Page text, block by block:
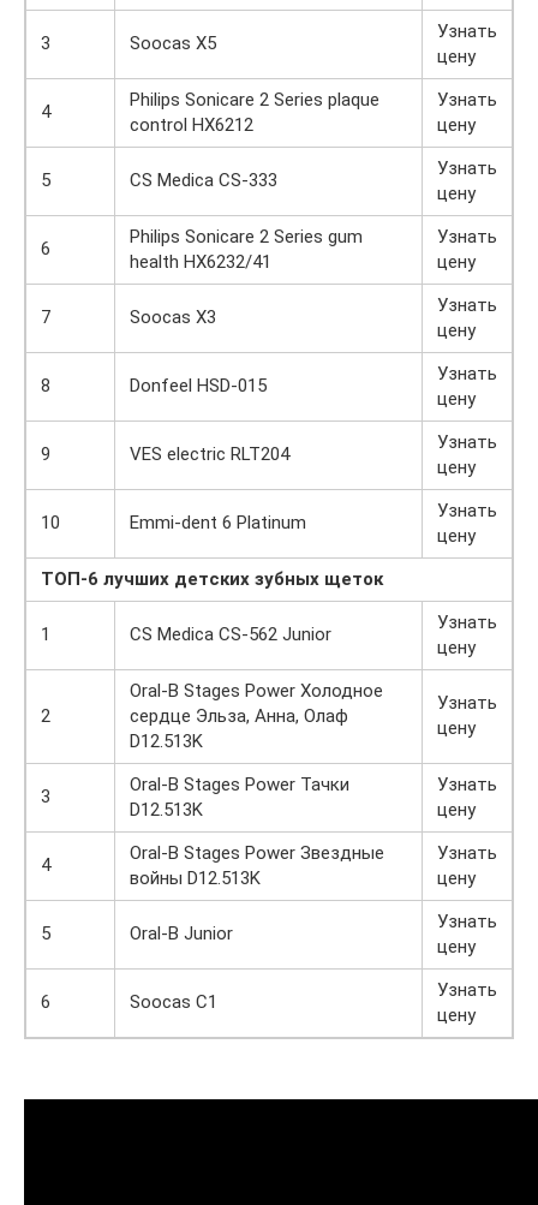
3 Soocas X5
Узнать
цену
4
Philips Sonicare 2 Series plaque
control HX6212
Узнать
цену
5 CS Medica CS-333
Узнать
цену
6
Philips Sonicare 2 Series gum
health HX6232/41
Узнать
цену
7 Soocas X3
Узнать
цену
8 Donfeel HSD-015
Узнать
цену
9 VES electric RLT204
Узнать
цену
10 Emmi-dent 6 Platinum
Узнать
цену
ТОП-6 лучших детских зубных щеток
1 CS Medica CS-562 Junior
Узнать
цену
2
Oral-B Stages Power Холодное
сердце Эльза, Анна, Олаф
D12.513K
Узнать
цену
3
Oral-B Stages Power Тачки
D12.513K
Узнать
цену
4
Oral-B Stages Power Звездные
войны D12.513K
Узнать
цену
5 Oral-B Junior
Узнать
цену
6 Soocas C1
Узнать
цену